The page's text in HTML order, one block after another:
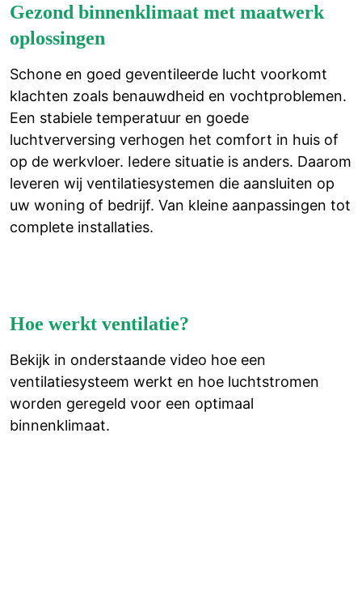
Gezond binnenklimaat met maatwerk
oplossingen
Schone en goed geventileerde lucht voorkomt
klachten zoals benauwdheid en vochtproblemen.
Een stabiele temperatuur en goede
luchtverversing verhogen het comfort in huis of
op de werkvloer. Iedere situatie is anders. Daarom
leveren wij ventilatiesystemen die aansluiten op
uw woning of bedrijf. Van kleine aanpassingen tot
complete installaties.
Hoe werkt ventilatie?
Bekijk in onderstaande video hoe een
ventilatiesysteem werkt en hoe luchtstromen
worden geregeld voor een optimaal
binnenklimaat.